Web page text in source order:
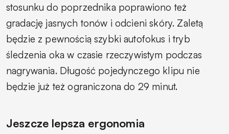
stosunku do poprzednika poprawiono też
gradację jasnych tonów i odcieni skóry. Zaletą
będzie z pewnością szybki autofokus i tryb
śledzenia oka w czasie rzeczywistym podczas
nagrywania. Długość pojedynczego klipu nie
będzie już też ograniczona do 29 minut.
Jeszcze lepsza ergonomia